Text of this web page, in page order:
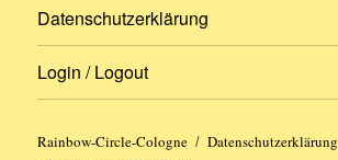
Datenschutzerklärung
Login / Logout
Rainbow-Circle-Cologne Datenschutzerklärung